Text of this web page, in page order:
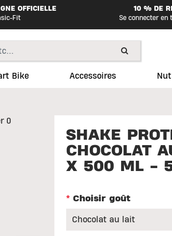
OFFICIELLE
Fit
10 % DE
Se connecter
Bike Accessoires
SHAKE
CHOCOLAT
X 500 ML -
*Choisir goût